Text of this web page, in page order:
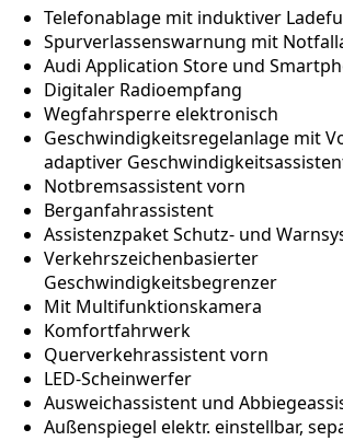
Telefonablage mit induktiver
Spurverlassenswarnung mit
Audi Application Store und
Digitaler Radioempfang
Wegfahrsperre elektronisch
Geschwindigkeitsregelanlage mit
adaptiver
Notbremsassistent vorn
Berganfahrassistent
Assistenzpaket Schutz- und
Verkehrszeichenbasierter
Geschwindigkeitsbegrenzer
Mit Multifunktionskamera
Komfortfahrwerk
Querverkehrassistent vorn
LED-Scheinwerfer
Ausweichassistent und
Außenspiegel elektr. einstellbar,